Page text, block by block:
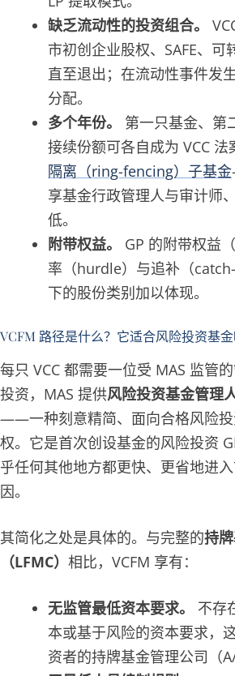
缺乏流动性的投资组合。
市初创企业股权、SAFE、可
直至退出；在流动性事件发
分配。
多个年份。
第一只基金、第
接续份额可各自成为 VCC 法
隔离（ring-fencing）子基金
享基金行政管理人与审计师
低。
附带权益。
GP 的附带权益
率（hurdle）与追补（
下的股份类别加以体现。
VCFM 路径是什么？它适合风险投资基金
每只 VCC 都需要一位受 MAS 监管
投资，MAS 提供风险投资基金管理
——一种刻意精简、面向合格风险投
权。它是首次创设基金的风险投资
乎任何其他地方都更快、更省地进
因。
其简化之处是具体的。与完整的持
（LFMC） 相比，VCFM 享有：
无监管最低资本要求。
不存
本或基于风险的资本要求，
资者的持牌基金管理公司（